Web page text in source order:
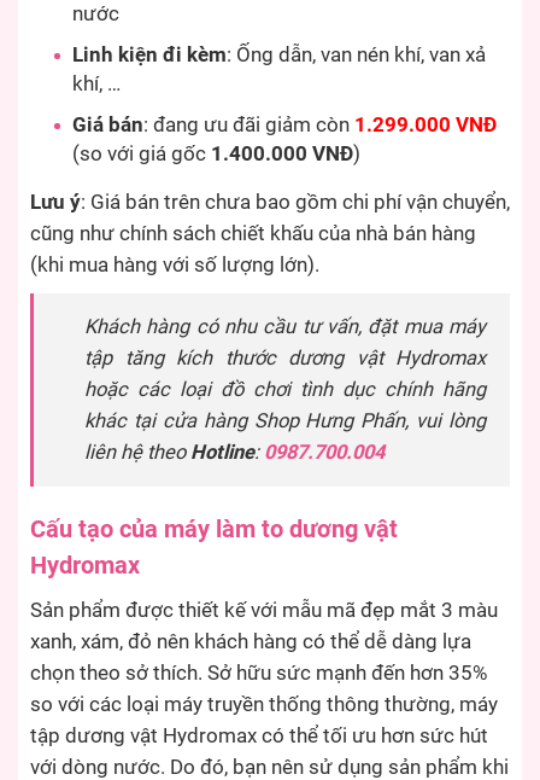
nước
Linh kiện đi kèm: Ống dẫn, van nén khí, van xả
khí, …
Giá bán: đang ưu đãi giảm còn 1.299.000 VNĐ
(so với giá gốc 1.400.000 VNĐ)
Lưu ý: Giá bán trên chưa bao gồm chi phí vận chuyển,
cũng như chính sách chiết khấu của nhà bán hàng
(khi mua hàng với số lượng lớn).
Khách hàng có nhu cầu tư vấn, đặt mua máy
tập tăng kích thước dương vật Hydromax
hoặc các loại đồ chơi tình dục chính hãng
khác tại cửa hàng Shop Hưng Phấn, vui lòng
liên hệ theo Hotline: 0987.700.004
Cấu tạo của máy làm to dương vật
Hydromax
Sản phẩm được thiết kế với mẫu mã đẹp mắt 3 màu
xanh, xám, đỏ nên khách hàng có thể dễ dàng lựa
chọn theo sở thích. Sở hữu sức mạnh đến hơn 35%
so với các loại máy truyền thống thông thường, máy
tập dương vật Hydromax có thể tối ưu hơn sức hút
với dòng nước. Do đó, bạn nên sử dụng sản phẩm khi